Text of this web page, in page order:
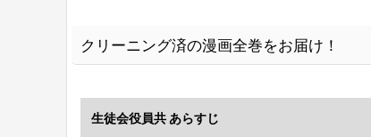
クリーニング済の漫画全巻をお届け！
生徒会役員共 あらすじ